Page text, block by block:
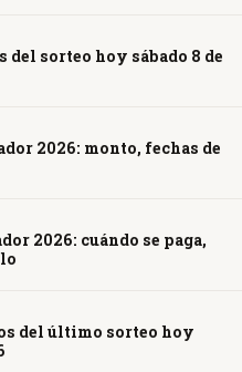
sorteo hoy sábado 8 de
2026: monto, fechas de
2026: cuándo se paga,
del último sorteo hoy